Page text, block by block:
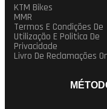
KTM Bikes
MMR
Termos E Condições De
Utilização E Politica De
Privacidade
Livro De Reclamações